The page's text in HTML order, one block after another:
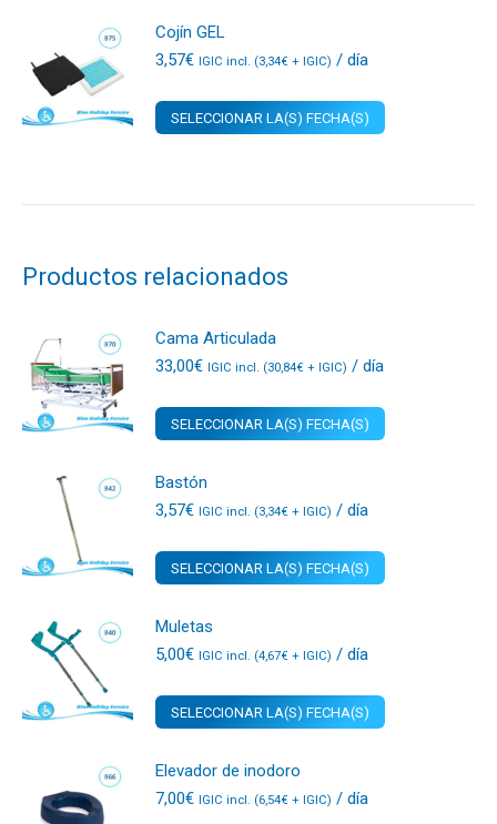
Cojín GEL
3,57€ IGIC incl. (3,34€ + IGIC) / día
SELECCIONAR LA(S) FECHA(S)
Productos relacionados
Cama Articulada
33,00€ IGIC incl. (30,84€ + IGIC) / día
SELECCIONAR LA(S) FECHA(S)
Bastón
3,57€ IGIC incl. (3,34€ + IGIC) / día
SELECCIONAR LA(S) FECHA(S)
Muletas
5,00€ IGIC incl. (4,67€ + IGIC) / día
SELECCIONAR LA(S) FECHA(S)
Elevador de inodoro
7,00€ IGIC incl. (6,54€ + IGIC) / día